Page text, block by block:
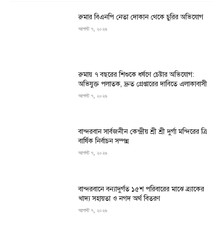
রুমার বিএনপি নেতা দোকান থেকে চুরির অভিযোগ
আগস্ট ৭, ২০২৬
রুমায় ৭ বছরের শিশুকে ধর্ষণে চেষ্টার অভিযোগ:
অভিযুক্ত পলাতক, দ্রুত গ্রেপ্তারের দাবিতে এলাকাবাসী
আগস্ট ৭, ২০২৬
বান্দরবান সার্বজনীন কেন্দ্রীয় শ্রী শ্রী দুর্গা মন্দিরের ত্রি
বার্ষিক নির্বাচন সম্পন্ন
আগস্ট ৭, ২০২৬
বান্দরবানে বন্যাদুর্গত ১৫শ পরিবারের মাঝে ব্র্যাকের
খাদ্য সহায়তা ও নগদ অর্থ বিতরণ
আগস্ট ৭, ২০২৬